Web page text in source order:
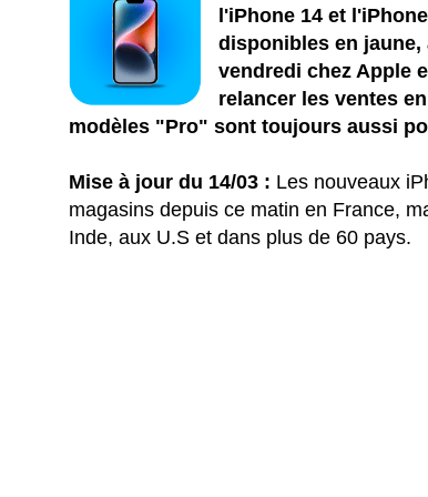
l'iPhone 14 et
disponibles en
vendredi chez Apple
relancer les ventes
modèles "Pro" sont toujours aussi
Mise à jour du 14/03 : Les nouveaux
magasins depuis ce matin en France,
Inde, aux U.S et dans plus de 60 pays.